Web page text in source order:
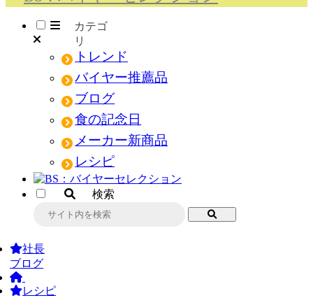
メニュー
トレンド
バイヤー推薦品
ブログ
食の記念日
メーカー新商品
レシピ
検索
社長
ブログ
レシピ